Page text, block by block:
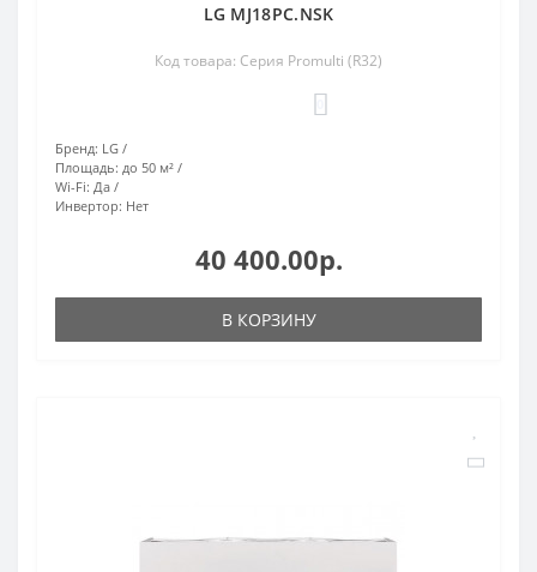
LG MJ18PC.NSK
Код товара: Серия Promulti (R32)
Бренд: LG
Площадь: до 50 м²
Wi-Fi: Да
Инвертор: Нет
40 400.00р.
В КОРЗИНУ